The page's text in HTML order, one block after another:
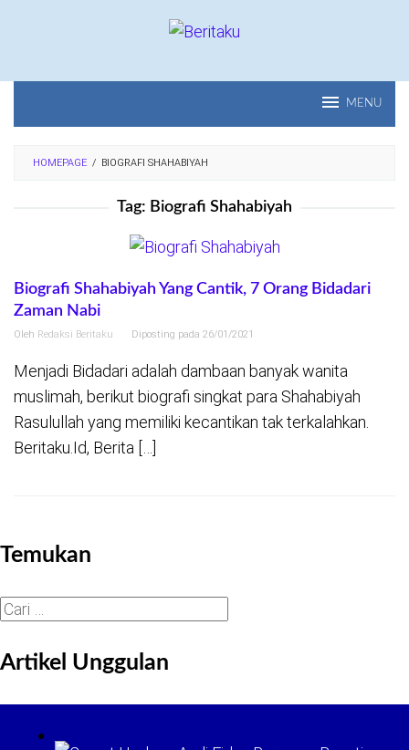
MENU
HOMEPAGE / BIOGRAFI SHAHABIYAH
Tag: Biografi Shahabiyah
Biografi Shahabiyah Yang Cantik, 7 Orang Bidadari
Zaman Nabi
Oleh Redaksi Beritaku Diposting pada 26/01/2021
Menjadi Bidadari adalah dambaan banyak wanita
muslimah, berikut biografi singkat para Shahabiyah
Rasulullah yang memiliki kecantikan tak terkalahkan.
Beritaku.Id, Berita […]
Temukan
Cari
Artikel Unggulan